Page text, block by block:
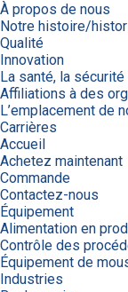
À propos de nous
Notre histoire/
Qualité
Innovation
La santé, la
Affiliations à des
L’emplacement de
Carrières
Accueil
Achetez maintenant
Commande
Contactez-nous
Équipement
Alimentation en
Contrôle des
Équipement de
Industries